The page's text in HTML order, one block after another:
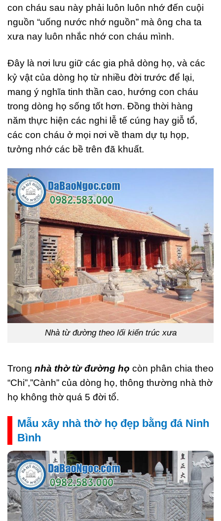
con cháu sau này phải luôn luôn nhớ đến cuội
nguồn “uống nước nhớ nguồn” mà ông cha ta
xưa nay luôn nhắc nhớ con cháu mình.
Đây là nơi lưu giữ các gia phả dòng họ, và các
kỷ vật của dòng họ từ nhiều đời trước để lại,
mang ý nghĩa tinh thần cao, hướng con cháu
trong dòng họ sống tốt hơn. Đồng thời hàng
năm thực hiện các nghi lễ tế cúng hay giỗ tổ,
các con cháu ở mọi nơi về tham dự tụ họp,
tưởng nhớ các bề trên đã khuất.
Nhà từ đường theo lối kiến trúc xưa
Trong nhà thờ từ đường họ còn phân chia theo
“Chi”,”Cành” của dòng họ, thông thường nhà thờ
họ không thờ quá 5 đời tổ.
Mẫu xây nhà thờ họ đẹp bằng đá Ninh
Bình